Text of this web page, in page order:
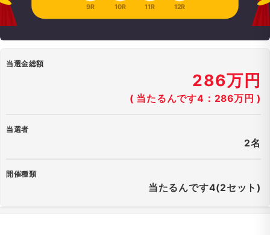
9R 10R 11R 12R
当選金総額
286万円
( 当たるんです4：286万円 )
当選者
2名
開催種類
当たるんです4(2セット)